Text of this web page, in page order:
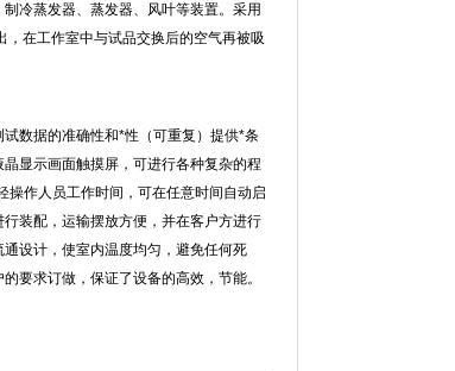
发器、蒸发器、风叶等装置。采用
，在工作室中与试品交换后的空气再被吸
试数据的准确性和*性（可重复）提供*条
晶显示画面触摸屏，可进行各种复杂的程
减轻操作人员工作时间，可在任意时间自动启
装配，运输摆放方便，并在客户方进行
设计，使室内温度均匀，避免任何死
订做，保证了设备的高效，节能。